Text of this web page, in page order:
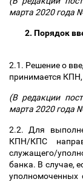
марта 2020 года
2. Порядок
2.1. Решение о
принимается
(В редакции
марта 2020 года
2.2. Для
КПН/КПС
служащего/
банка. В случае,
уполномоченных